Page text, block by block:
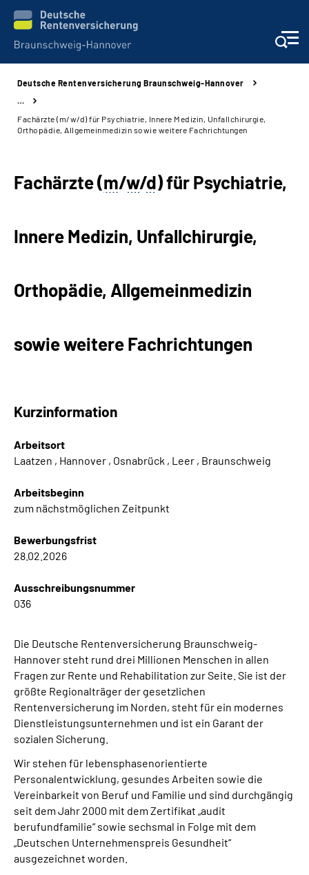
Beratung und Kontakt
Presse
Über uns
Deutsche Rentenversicherung Braunschweig-Hannover
…
Fachärzte (m/w/d) für Psychiatrie, Innere Medizin, Unfallchirurgie,
Orthopädie, Allgemeinmedizin sowie weitere Fachrichtungen
Fachärzte (m/w/d) für Psychiatrie,
Innere Medizin, Unfallchirurgie,
Orthopädie, Allgemeinmedizin
sowie weitere Fachrichtungen
Kurzinformation
Arbeitsort
Laatzen , Hannover , Osnabrück , Leer , Braunschweig
Arbeitsbeginn
zum nächstmöglichen Zeitpunkt
Bewerbungsfrist
28.02.2026
Ausschreibungsnummer
036
Die Deutsche Rentenversicherung Braunschweig-
Hannover steht rund drei Millionen Menschen in allen
Fragen zur Rente und Rehabilitation zur Seite. Sie ist der
größte Regionalträger der gesetzlichen
Rentenversicherung im Norden, steht für ein modernes
Dienstleistungsunternehmen und ist ein Garant der
sozialen Sicherung.
Wir stehen für lebensphasenorientierte
Personalentwicklung, gesundes Arbeiten sowie die
Vereinbarkeit von Beruf und Familie und sind durchgängig
seit dem Jahr 2000 mit dem Zertifikat „audit
berufundfamilie“ sowie sechsmal in Folge mit dem
„Deutschen Unternehmenspreis Gesundheit“
ausgezeichnet worden.